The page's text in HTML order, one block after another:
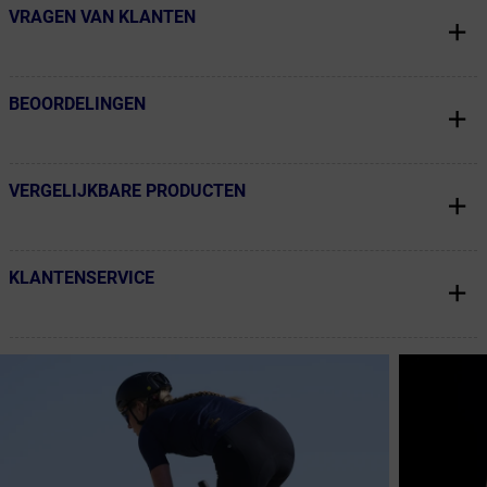
← Terug naar productnavigatie
VRAGEN VAN KLANTEN
← Terug naar productnavigatie
BEOORDELINGEN
← Terug naar productnavigatie
VERGELIJKBARE PRODUCTEN
← Terug naar productnavigatie
KLANTENSERVICE